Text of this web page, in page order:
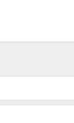
に転身 ～人材面か